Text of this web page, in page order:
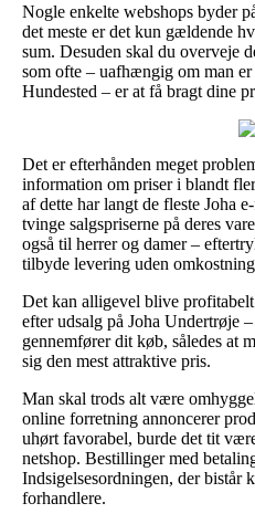
Nogle enkelte webshops byder
det meste er det kun gældende
sum. Desuden skal du overveje
som ofte – uafhængig om man
Hundested – er at få bragt dine
Det er efterhånden meget
information om priser i blandt
af dette har langt de fleste Joha
tvinge salgspriserne på deres
også til herrer og damer –
tilbyde levering uden
Det kan alligevel blive
efter udsalg på Joha Undertrøje
gennemfører dit køb, således at
sig den mest attraktive pris.
Man skal trods alt være
online forretning annoncerer
uhørt favorabel, burde det tit
netshop. Bestillinger med
Indsigelsesordningen, der
forhandlere.